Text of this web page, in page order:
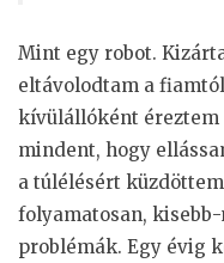
Mint egy robot.
eltávolodtam a
kívülállóként éreztem
mindent, hogy
a túlélésért
folyamatosan,
problémák. Egy évig